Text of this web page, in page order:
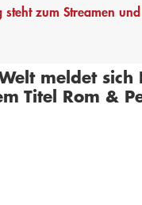
steht zum Streamen
meldet sich
Titel Rom &